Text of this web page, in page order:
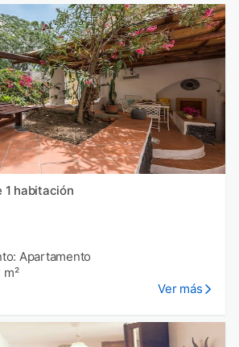
1 habitación
Apartamento
m²
Ver más